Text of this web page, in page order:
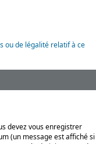
ou de légalité relatif à ce
devez vous enregistrer
(un message est affiché si